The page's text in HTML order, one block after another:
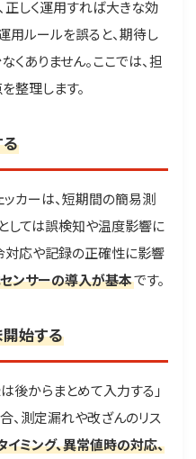
正しく運用すれば大きな効
用ルールを誤ると、期待し
ありません。ここでは、担
整理します。
カーは、短期間の簡易測
しては誤検知や温度影響に
対応や記録の正確性に影響
ンサーの導入が基本です。
始する
後からまとめて入力する」
、測定漏れや改ざんのリス
イミング、異常値時の対応、